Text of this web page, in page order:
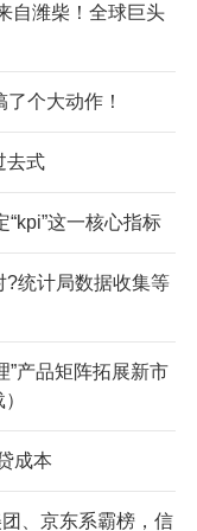
自潍柴！全球巨头
了个大动作！
去式
这一核心指标
?统计局数据收集等
”产品矩阵拓展新市
成本
、京东系霸榜，信